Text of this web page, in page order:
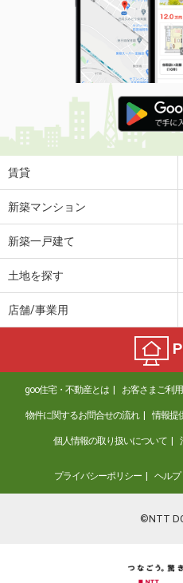
賃貸
新築マンション
新築一戸建て
土地を探す
店舗/事業用
goo住宅・不動産とは お客さまご利
物件に関するお問合せの流れ 情報提
個人情報の取り扱いについて
プライバシーポリシー ヘルプ
©NTT